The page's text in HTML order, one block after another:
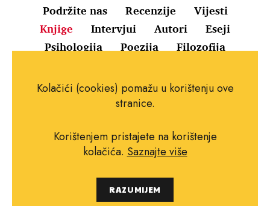
Podržite nas Recenzije
Vijesti
Knjige
Intervjui Autori
Eseji
Psihologija
Poezija Filozofija
Uvjeti korištenja
Pravila o kolačićima
Impressum
Copyright © 2010.-2021. najboljeknjige.com.
Kolačići (cookies) pomažu u korištenju ove
stranice.
Korištenjem pristajete na korištenje
kolačića. Saznajte više
RAZUMIJEM